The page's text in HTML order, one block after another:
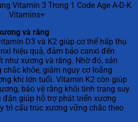
Vitamin 3 Trong 1 Code Age A-D-K
Vitamins+
và răng
D3 và K2 giúp cơ thể hấp thụ
hiệu quả, đảm bảo canxi đến
như xương và răng. Nhờ đó, sản
khỏe, giảm nguy cơ loãng
khi lớn tuổi. Vitamin K2 còn giúp
bảo vệ răng khỏi tình trạng suy
đặn giúp hỗ trợ phát triển xương
trì cấu trúc xương vững chắc theo